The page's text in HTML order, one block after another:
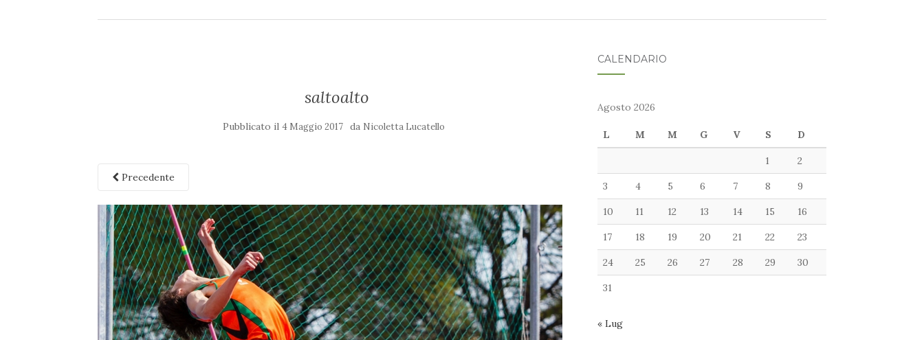
saltoalto
Pubblicato il 4 Maggio 2017 da Nicoletta Lucatello
Precedente
CALENDARIO
Agosto 2026
L M M G V S D
1 2
3 4 5 6 7 8 9
10 11 12 13 14 15 16
17 18 19 20 21 22 23
24 25 26 27 28 29 30
31
« Lug